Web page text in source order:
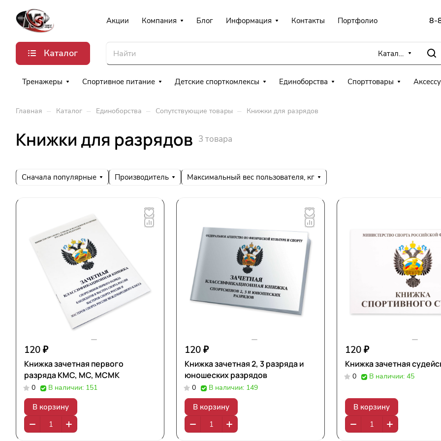
Акции Компания Блог Информация Контакты Портфолио 8-
Каталог Каталог
Тренажеры Спортивное питание Детские спорткомлексы Единоборства Спорттовары
Главная – Каталог – Единоборства – Сопутствующие товары – Книжки для разрядов
Книжки для разрядов 3 товара
Сначала популярные Производитель Максимальный вес пользователя, кг
120 ₽
Книжка зачетная первого
разряда КМС, МС, МСМК
0 В наличии: 151
В корзину
120 ₽
Книжка зачетная 2, 3 разряда и
юношеских разрядов
0 В наличии: 149
В корзину
120 ₽
Книжка зачетная
0 В наличии: 45
В корзину